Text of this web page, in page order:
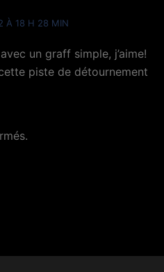
À 18 H 28 MIN
un graff simple, j’aime!
piste de détournement